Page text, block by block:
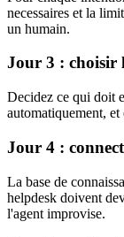
necessaires et la
un humain.
Jour 3 : choisir
Decidez ce qui doit
automatiquement,
Jour 4 :
La base de
helpdesk doivent
l'agent improvise.